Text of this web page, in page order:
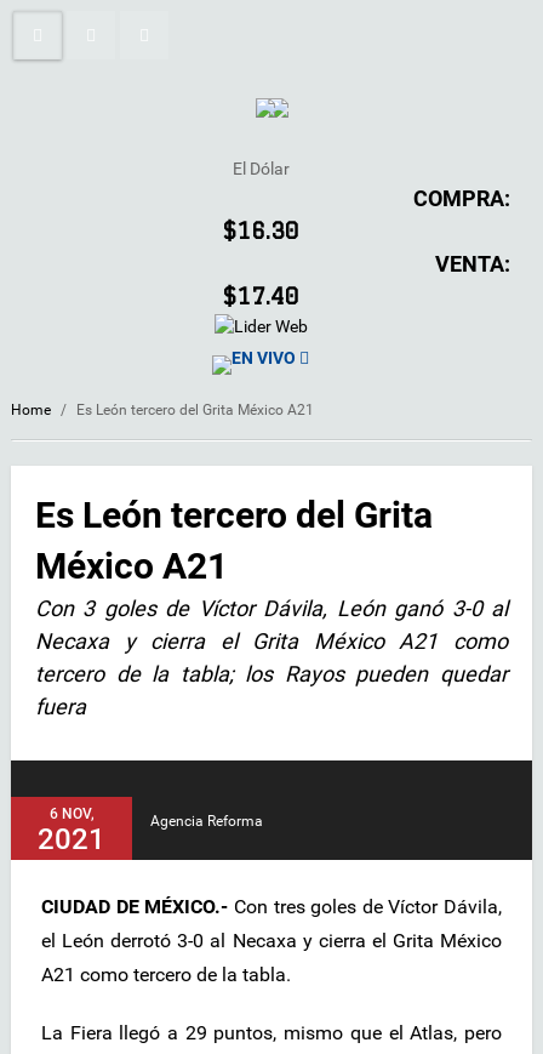
El Dólar
COMPRA:
$16.30
VENTA:
$17.40
EN VIVO
Home / Es León tercero del Grita México A21
Es León tercero del Grita
México A21
Con 3 goles de Víctor Dávila, León ganó 3-0 al
Necaxa y cierra el Grita México A21 como
tercero de la tabla; los Rayos pueden quedar
fuera
6 NOV,
2021
Agencia Reforma
CIUDAD DE MÉXICO.- Con tres goles de Víctor Dávila,
el León derrotó 3-0 al Necaxa y cierra el Grita México
A21 como tercero de la tabla.
La Fiera llegó a 29 puntos, mismo que el Atlas, pero